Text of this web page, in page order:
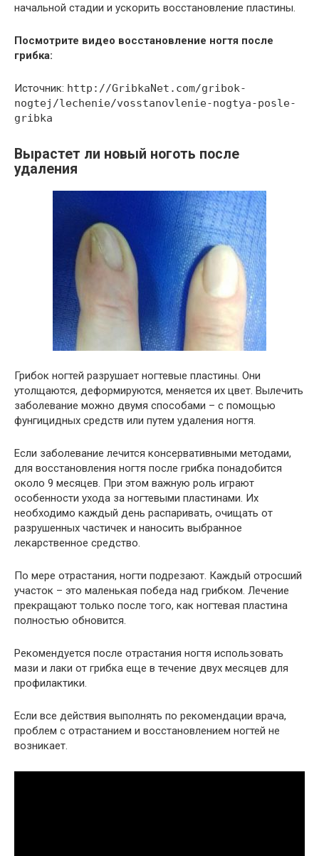
начальной стадии и ускорить восстановление пластины.
Посмотрите видео восстановление ногтя после
грибка:
Источник: http://GribkaNet.com/gribok-
nogtej/lechenie/vosstanovlenie-nogtya-posle-
gribka
Вырастет ли новый ноготь после
удаления
Грибок ногтей разрушает ногтевые пластины. Они
утолщаются, деформируются, меняется их цвет. Вылечить
заболевание можно двумя способами – с помощью
фунгицидных средств или путем удаления ногтя.
Если заболевание лечится консервативными методами,
для восстановления ногтя после грибка понадобится
около 9 месяцев. При этом важную роль играют
особенности ухода за ногтевыми пластинами. Их
необходимо каждый день распаривать, очищать от
разрушенных частичек и наносить выбранное
лекарственное средство.
По мере отрастания, ногти подрезают. Каждый отросший
участок – это маленькая победа над грибком. Лечение
прекращают только после того, как ногтевая пластина
полностью обновится.
Рекомендуется после отрастания ногтя использовать
мази и лаки от грибка еще в течение двух месяцев для
профилактики.
Если все действия выполнять по рекомендации врача,
проблем с отрастанием и восстановлением ногтей не
возникает.